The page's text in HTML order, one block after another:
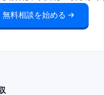
無料相談を始める →